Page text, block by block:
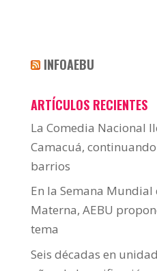
INFOAEBU
ARTÍCULOS RECIENTES
La Comedia Nacional
Camacuá,
barrios
En la Semana Mundial
Materna, AEBU
tema
Seis décadas en